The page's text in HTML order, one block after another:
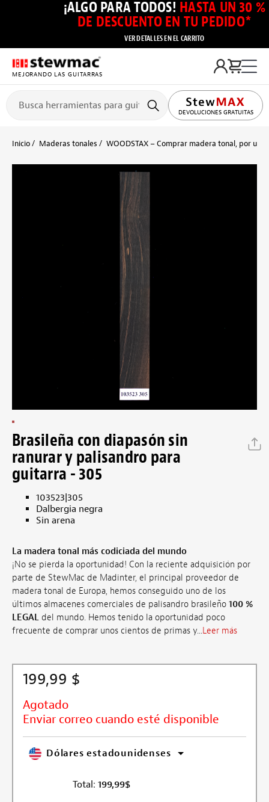
¡ALGO PARA TODOS! HASTA UN 30 %
DE DESCUENTO EN TU PEDIDO*
VER DETALLES EN EL CARRITO
MEJORANDO LAS GUITARRAS
DEVOLUCIONES GRATUITAS
Inicio Maderas tonales WOODSTAX – Comprar madera tonal, por
Brasileña con diapasón sin
ranurar y palisandro para
guitarra - 305
103523|305
Dalbergia negra
Sin arena
La madera tonal más codiciada del mundo
¡No se pierda la oportunidad! Con la reciente adquisición por
parte de StewMac de Madinter, el principal proveedor de
madera tonal de Europa, hemos conseguido uno de los
últimos almacenes comerciales de palisandro brasileño 100 %
LEGAL del mundo. Hemos tenido la oportunidad poco
frecuente de comprar unos cientos de primas y...Leer más
199,99 $
Agotado
Enviar correo cuando esté disponible
Dólares estadounidenses
Total: 199,99$